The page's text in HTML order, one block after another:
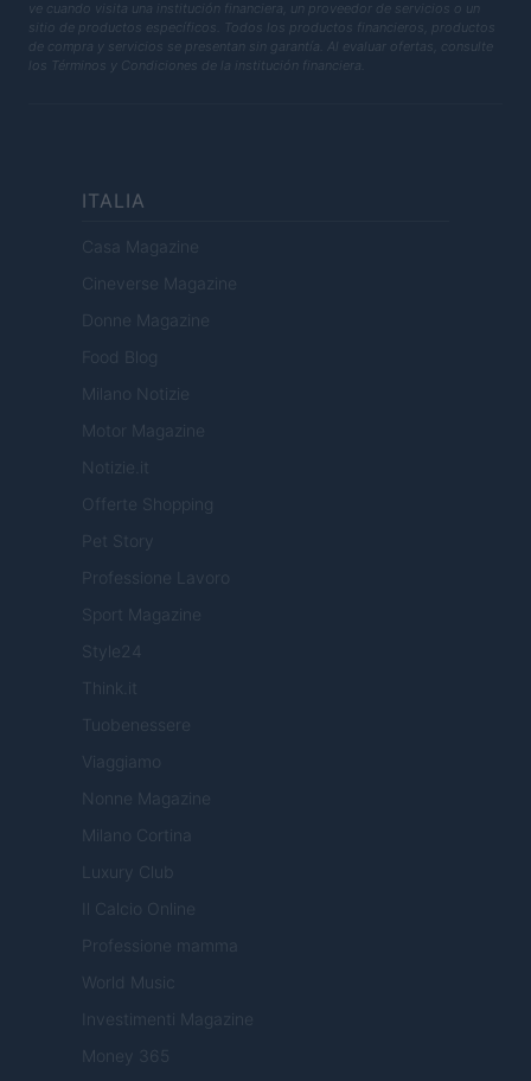
ve cuando visita una institución financiera, un proveedor de servicios o un
sitio de productos específicos. Todos los productos financieros, productos
de compra y servicios se presentan sin garantía. Al evaluar ofertas, consulte
los Términos y Condiciones de la institución financiera.
ITALIA
Casa Magazine
Cineverse Magazine
Donne Magazine
Food Blog
Milano Notizie
Motor Magazine
Notizie.it
Offerte Shopping
Pet Story
Professione Lavoro
Sport Magazine
Style24
Think.it
Tuobenessere
Viaggiamo
Nonne Magazine
Milano Cortina
Luxury Club
Il Calcio Online
Professione mamma
World Music
Investimenti Magazine
Money 365